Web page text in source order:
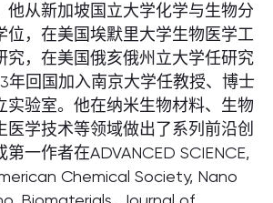
他从新加坡国立大学化学与生物分
位，在美国埃默里大学生物医学工
究，在美国俄亥俄州立大学任研究
年回国加入南京大学任教授、博士
实验室。他在纳米生物材料、生物
医学技术等领域做出了系列前沿创
一作者在ADVANCED SCIENCE,
Chemical Society, Nano